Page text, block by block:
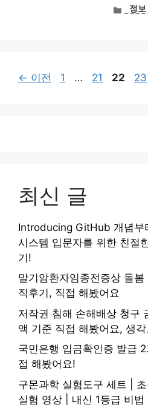
카정보
← 이전
페
1 …
페
21
페
22
페
23
최신 글
Introducing GitHub 개념부
시스템 입문자를 위한 친절
기!
말기암환자임종전증상 돌
직후기, 직접 해봤어요
저작권 침해 손해배상 청구
액 기준 직접 해봤어요, 생
국민은행 입금확인증 발급
접 해봤어요!
구몬과학 실험도구 세트 |
실험 영상 | 내신 1등급 비